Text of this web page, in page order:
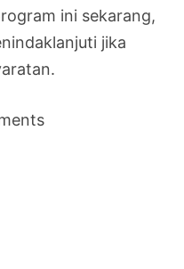
ini sekarang,
jika